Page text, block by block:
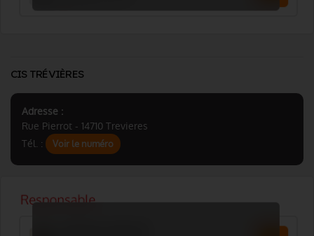
CIS TRÉVIÈRES
Adresse :
Rue Pierrot - 14710 Trevieres
Tél. :
Voir le numéro